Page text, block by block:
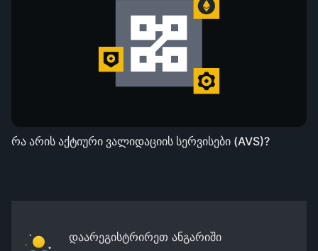
რა არის აქტიური ვალიდაციის სერვისები (AVS)?
დაარეგისტრირეთ ანგარიში